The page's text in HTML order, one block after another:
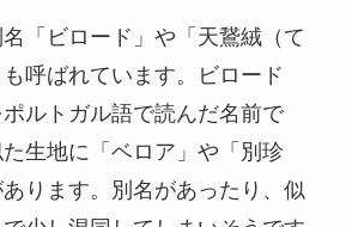
「ビロード」や「天鵞絨（て
呼ばれています。ビロード
ルトガル語で読んだ名前で
生地に「ベロア」や「別珍
あります。別名があったり、似